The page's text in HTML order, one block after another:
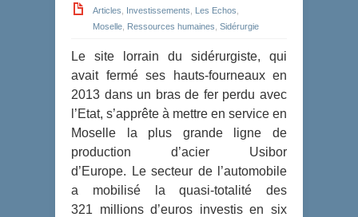
Articles
Investissements Les Echos
Moselle Ressources humaines Sidérurgie
Le site lorrain du sidérurgiste, qui
avait fermé ses hauts-fourneaux en
2013 dans un bras de fer perdu avec
l’Etat, s’apprête à mettre en service en
Moselle la plus grande ligne de
production d’acier Usibor
d’Europe. Le secteur de l’automobile
a mobilisé la quasi-totalité des
321 millions d’euros investis en six